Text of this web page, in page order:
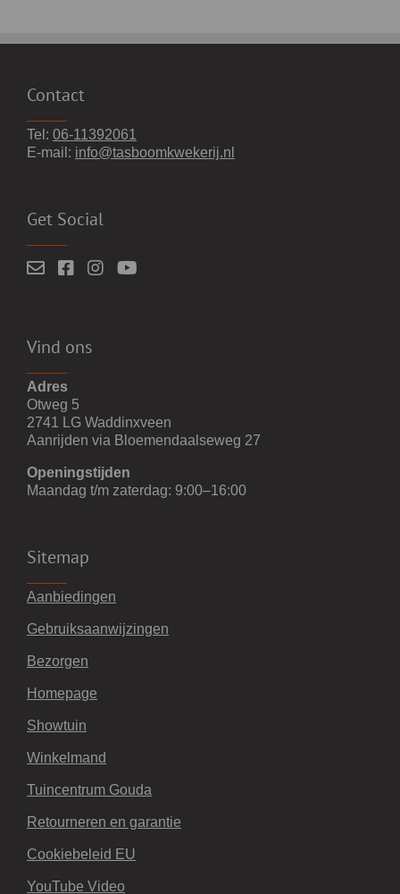
Contact
Tel: 06-11392061
E-mail: info@tasboomkwekerij.nl
Get Social
Vind ons
Adres
Otweg 5
2741 LG Waddinxveen
Aanrijden via Bloemendaalseweg 27
Openingstijden
Maandag t/m zaterdag: 9:00–16:00
Sitemap
Aanbiedingen
Gebruiksaanwijzingen
Bezorgen
Homepage
Showtuin
Winkelmand
Tuincentrum Gouda
Retourneren en garantie
Cookiebeleid EU
YouTube Video